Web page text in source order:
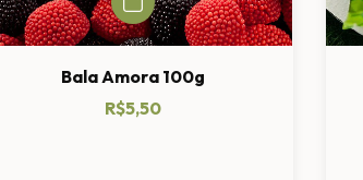
Bala Amora 100g
R$5,50